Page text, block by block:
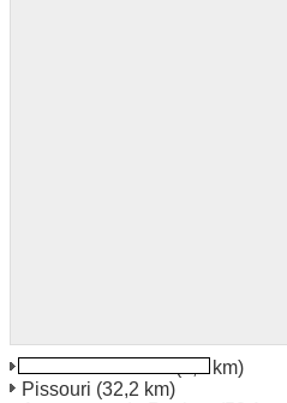
(0,0 km)
Pissouri (32,2 km)